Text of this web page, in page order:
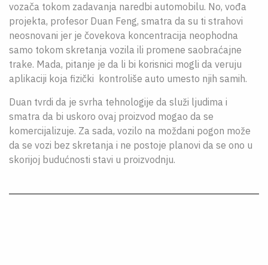
vozača tokom zadavanja naredbi automobilu. No, vođa
projekta, profesor Duan Feng, smatra da su ti strahovi
neosnovani jer je čovekova koncentracija neophodna
samo tokom skretanja vozila ili promene saobraćajne
trake. Mada, pitanje je da li bi korisnici mogli da veruju
aplikaciji koja fizički kontroliše auto umesto njih samih.
Duan tvrdi da je svrha tehnologije da služi ljudima i
smatra da bi uskoro ovaj proizvod mogao da se
komercijalizuje. Za sada, vozilo na moždani pogon može
da se vozi bez skretanja i ne postoje planovi da se ono u
skorijoj budućnosti stavi u proizvodnju.